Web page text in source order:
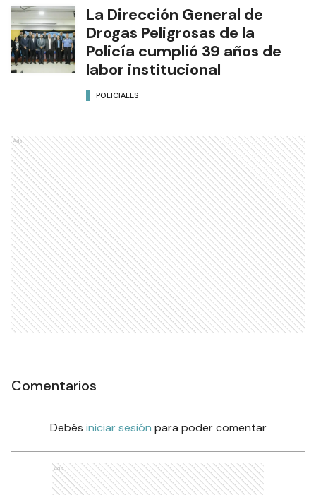
La Dirección General de
Drogas Peligrosas de la
Policía cumplió 39 años de
labor institucional
POLICIALES
Ads
Comentarios
Debés iniciar sesión para poder comentar
Ads